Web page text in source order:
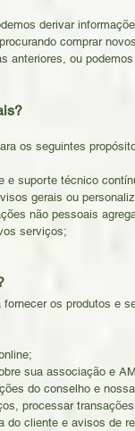
derivar
comprar
anteriores, ou
os seguintes
e suporte técnico
gerais ou
não pessoais
serviços;
os produtos e
sua associação e
do conselho e
processar
do cliente e avisos de